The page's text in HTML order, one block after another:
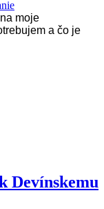
moje
a čo je
Devínskemu